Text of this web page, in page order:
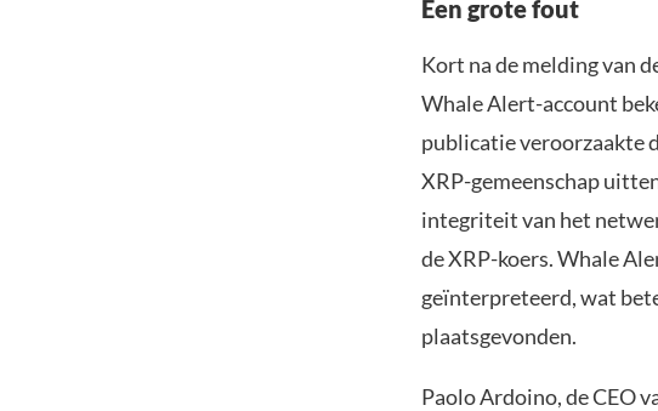
Een grote fout
Kort na de melding van
Whale Alert-account
publicatie veroorzaakte
XRP-gemeenschap
integriteit van het
de XRP-koers. Whale
geïnterpreteerd, wat
plaatsgevonden.
Paolo Ardoino, de CEO